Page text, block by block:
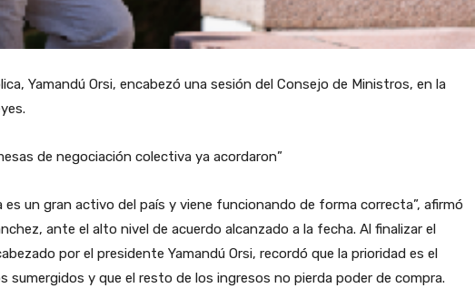
Yamandú Orsi, encabezó una sesión del Consejo de Ministros, en la
de negociación colectiva ya acordaron”
es un gran activo del país y viene funcionando de forma correcta”, afirmó
ante el alto nivel de acuerdo alcanzado a la fecha. Al finalizar el
por el presidente Yamandú Orsi, recordó que la prioridad es el
sumergidos y que el resto de los ingresos no pierda poder de compra.